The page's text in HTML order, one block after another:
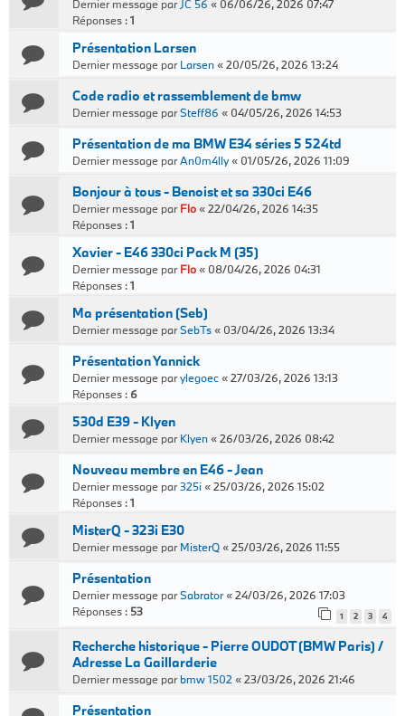
Dernier message par JC 56 « 06/06/26, 2026 07:47
Réponses :1
Présentation Larsen
Dernier message parLarsen«20/05/26, 2026 13:24
Code radio et rassemblement de bmw
Dernier message parSteff86 « 04/05/26, 2026 14:53
Présentation de ma BMW E34 séries 5 524td
Dernier message parAn0m4lly« 01/05/26, 2026 11:09
Bonjour à tous - Benoist et sa 330ci E46
Dernier message parFlo«22/04/26, 2026 14:35
Réponses :1
Xavier - E46 330ci Pack M (35)
Dernier message parFlo« 08/04/26, 2026 04:31
Réponses :1
Ma présentation (Seb)
Dernier message parSebTs« 03/04/26, 2026 13:34
Présentation Yannick
Dernier message parylegoec«27/03/26, 2026 13:13
Réponses : 6
530d E39 - Klyen
Dernier message parKlyen«26/03/26, 2026 08:42
Nouveau membre en E46 - Jean
Dernier message par325i «25/03/26, 2026 15:02
Réponses :1
MisterQ - 323i E30
Dernier message parMisterQ«25/03/26, 2026 11:55
Présentation
Dernier message parSabrator«24/03/26, 2026 17:03
Réponses : 53 1 2 3 4
Recherche historique - Pierre OUDOT (BMW Paris) /
Adresse La Gaillarderie
Dernier message parbmw 1502 «23/03/26, 2026 21:46
Présentation